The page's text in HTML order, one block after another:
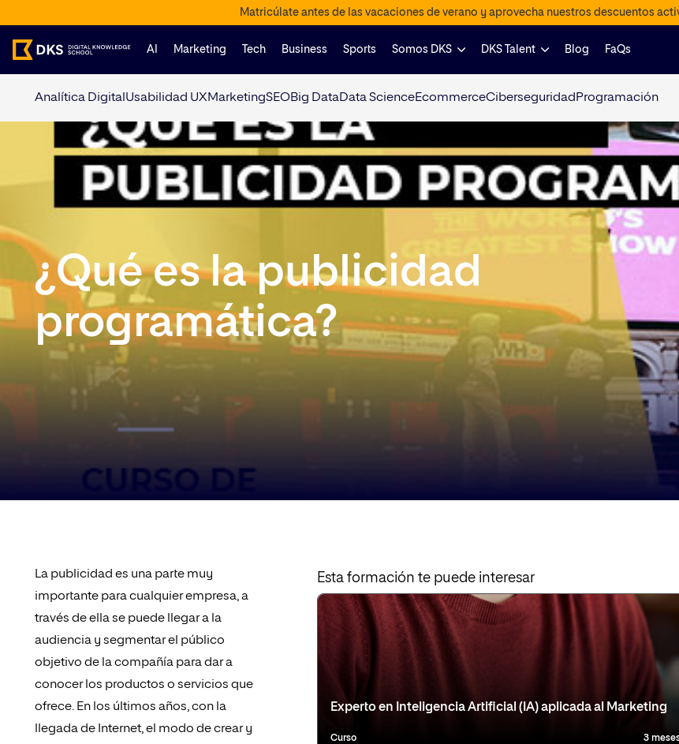
Matricúlate antes de las vacaciones de verano y aprovecha nuestros descuentos
AI Marketing Tech Business Sports Somos DKS DKS Talent Blog FaQs
Analítica Digital Usabilidad UXMarketingSEOBig DataData ScienceEcommerceCiberseguridad Programación
¿Qué es la publicidad
programática?
La publicidad es una parte muy
importante para cualquier empresa, a
través de ella se puede llegar a la
audiencia y segmentar el público
objetivo de la compañía para dar a
conocer los productos o servicios que
ofrece. En los últimos años, con la
llegada de Internet, el modo de crear y
Esta formación te puede interesar
Experto en Inteligencia Artificial (IA) aplicada al Marketing
Curso 3